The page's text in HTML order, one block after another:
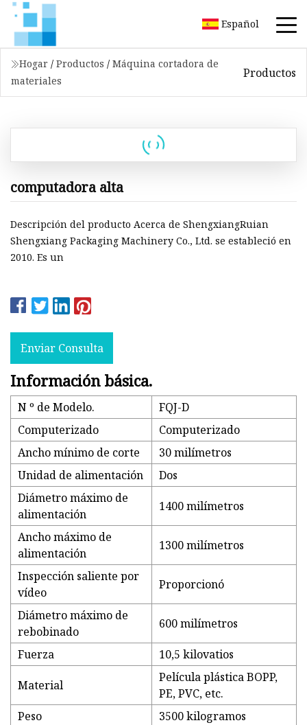
Español
Hogar / Productos / Máquina cortadora de
materiales
Productos
computadora alta
Descripción del producto Acerca de ShengxiangRuian
Shengxiang Packaging Machinery Co., Ltd. se estableció en
2010. Es un
Enviar Consulta
Información básica.
N º de Modelo.
FQJ-D
Computerizado
Computerizado
Ancho mínimo de corte
30 milímetros
Unidad de alimentación
Dos
Diámetro máximo de
alimentación
1400 milímetros
Ancho máximo de
alimentación
1300 milímetros
Inspección saliente por
vídeo
Proporcionó
Diámetro máximo de
rebobinado
600 milímetros
Fuerza 10,5 kilovatios
Material
Película plástica BOPP,
PE, PVC, etc.
Peso
3500 kilogramos